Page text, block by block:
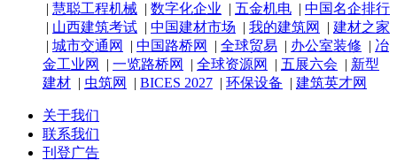
| 慧聪工程机械 | 数字化企业 | 五金机电 | 中国名企排行
| 山西建筑考试 | 中国建材市场 | 我的建筑网 | 建材之家
| 城市交通网 | 中国路桥网 | 全球贸易 | 办公室装修 | 冶
金工业网
| 一览路桥网 | 全球资源网 | 五展六会 | 新型
建材 | 虫筑网 | BICES 2027 | 环保设备 | 建筑英才网
关于我们
联系我们
刊登广告